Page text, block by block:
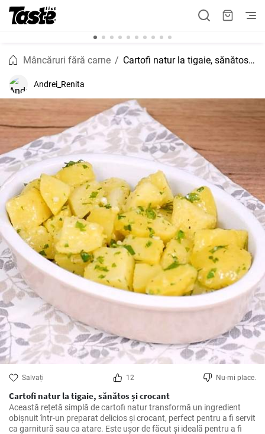
Mâncăruri fără carne Cartofi natur la tigaie, sănătos și crocant
Andrei_Renita
Salvați 12 Nu-mi place.
Cartofi natur la tigaie, sănătos și crocant
Această rețetă simplă de cartofi natur transformă un ingredient
obișnuit într-un preparat delicios și crocant, perfect pentru a fi servit
ca garnitură sau ca atare. Este ușor de făcut și ideală pentru a fi